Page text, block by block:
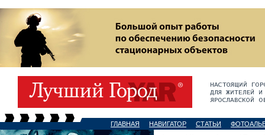
ГЛАВНАЯ НАВИГАТОР СТАТЬИ